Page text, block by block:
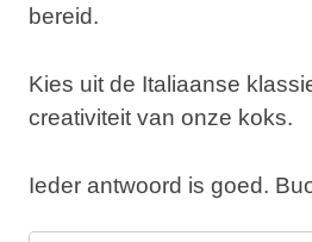
bereid.
Kies uit de Italiaanse
creativiteit van onze koks.
Ieder antwoord is goed.